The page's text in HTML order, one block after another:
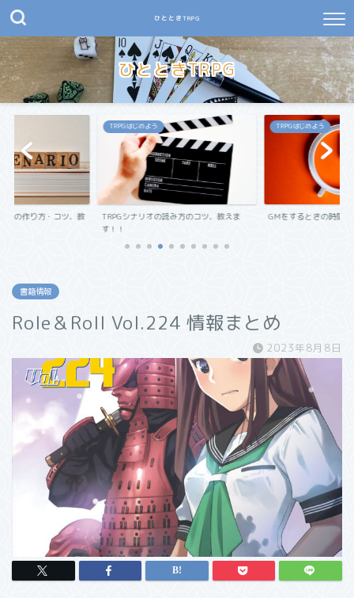
ひとときTRPG
ひとときTRPG
オの作り方・コツ、教
TRPGはじめよう
TRPGシナリオの読み方のコツ、教えま
す！！
TRPGはじめよう
GMをするときの時間
書籍情報
Role＆Roll Vol.224 情報まとめ
2023年8月8日